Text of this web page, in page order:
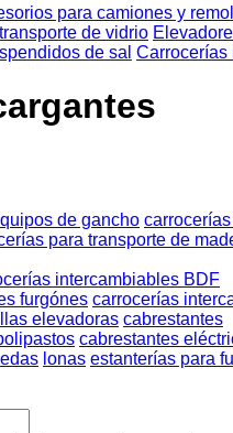
para camiones y
de vidrio
de sal Carrocerías
de gancho
para transporte de
intercambiables BDF
furgónes carrocerías
elevadoras cabrestantes
cabrestantes
lonas estanterías para